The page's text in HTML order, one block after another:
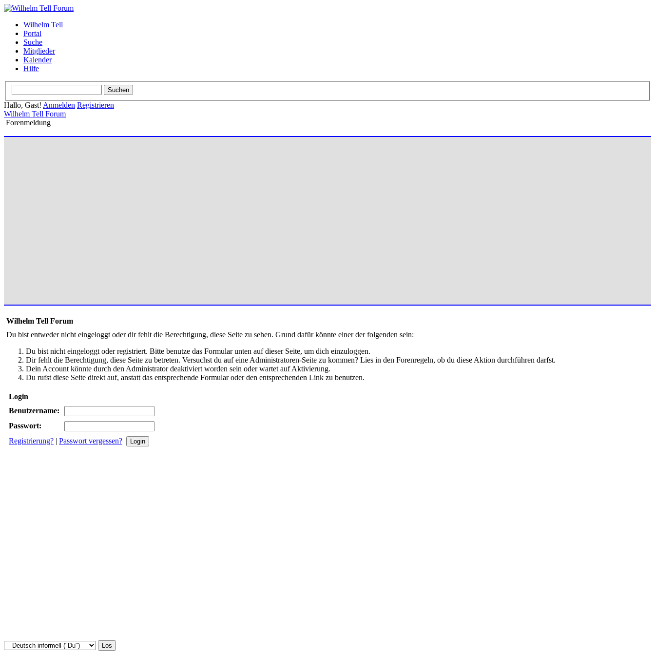
Wilhelm Tell
Portal
Suche
Mitglieder
Kalender
Hilfe
Hallo, Gast! Anmelden Registrieren
Wilhelm Tell Forum
Forenmeldung
Wilhelm Tell Forum
Du bist entweder nicht eingeloggt oder dir fehlt die Berechtigung, diese Seite zu sehen. Grund dafür könnte einer der folgenden sein:
Du bist nicht eingeloggt oder registriert. Bitte benutze das Formular unten auf dieser Seite, um dich einzuloggen.
Dir fehlt die Berechtigung, diese Seite zu betreten. Versuchst du auf eine Administratoren-Seite zu kommen? Lies in den Forenregeln, ob du diese Aktion durchführen darfst.
Dein Account könnte durch den Administrator deaktiviert worden sein oder wartet auf Aktivierung.
Du rufst diese Seite direkt auf, anstatt das entsprechende Formular oder den entsprechenden Link zu benutzen.
Login
Benutzername:
Passwort:
Registrierung? | Passwort vergessen?